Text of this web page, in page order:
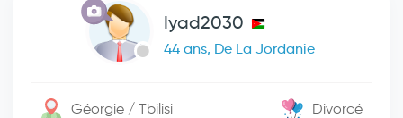
Iyad2030
44 ans, De La Jordanie
Géorgie / Tbilisi Divorcé